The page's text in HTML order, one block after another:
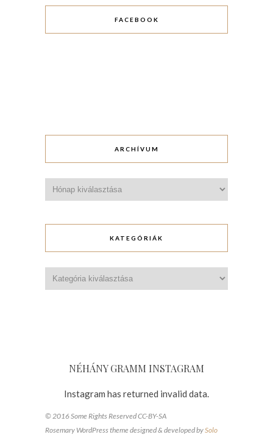
FACEBOOK
ARCHÍVUM
KATEGÓRIÁK
NÉHÁNY GRAMM INSTAGRAM
Instagram has returned invalid data.
© 2016 Some Rights Reserved CC-BY-SA
Rosemary WordPress theme designed & developed bySolo